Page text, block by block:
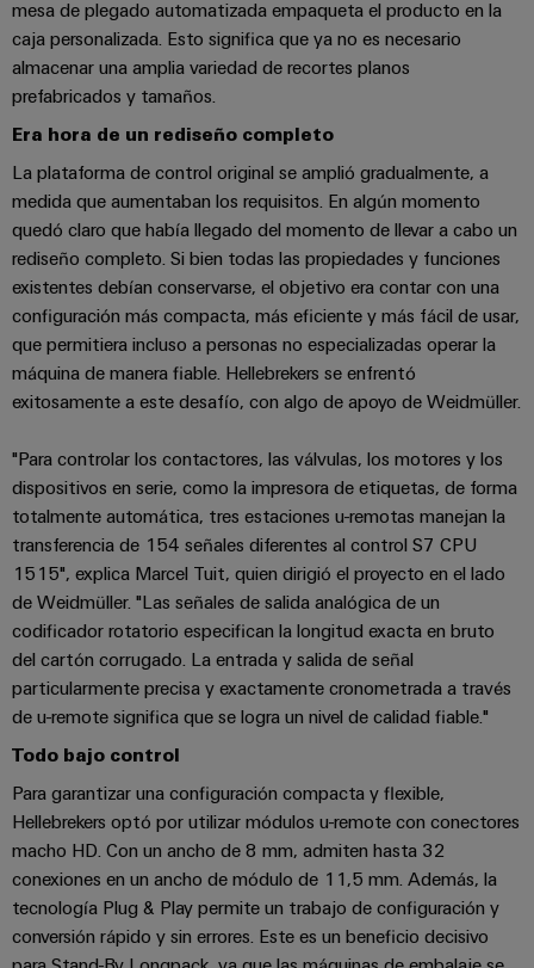
y
productos
para
centros
de
datos:
fiables
y
escalables
Construcción
naval
Soluciones
integrales
de
para
industria
marítima
Energía
eólica
Excelencia
operativa
en
energía
Energía
fotovoltaica
la
energía
solar
una
mayor
eficiencia
de
y
campo
Cableado
de
campo
Configurador
Weidmüller
Medición
inteligente
Smart
Cabinet
Workplace
solutions
Sistemas
y
soluciones
Automatización
descentralizada
Automatización
industrial
Industrial
analytics
conexión
(patch)
y
cables
Interfaces
y
soluciones
de
migración
para
PLC
Interfaces
asistencia
Distribution
boxes
Electrónica
Relés
y
relés
de
estado
sólido
Aisladores
y
convertidores
Configurator
Servicios
de
conectores
para
circuito
impreso
Servicios
de
laboratorio
Soporte
técnico
Cumplimiento
medioambiental
de
los
productos
Datos
de
ingeniería
Catálogos
técnicos
Academia
Weidmüller
Recursos
Humanos
Nuestro
equipo
de
dirección
Política
de
Prensa
Company
News
Notas
de
prensa
Nuestros
partners
Distribución
Red
de
mesa de plegado automatizada empaqueta el producto en la
caja personalizada. Esto significa que ya no es necesario
almacenar una amplia variedad de recortes planos
prefabricados y tamaños.
Era hora de un rediseño completo
La plataforma de control original se amplió gradualmente, a
medida que aumentaban los requisitos. En algún momento
quedó claro que había llegado del momento de llevar a cabo un
rediseño completo. Si bien todas las propiedades y funciones
existentes debían conservarse, el objetivo era contar con una
configuración más compacta, más eficiente y más fácil de usar,
que permitiera incluso a personas no especializadas operar la
máquina de manera fiable. Hellebrekers se enfrentó
exitosamente a este desafío, con algo de apoyo de Weidmüller.
"Para controlar los contactores, las válvulas, los motores y los
dispositivos en serie, como la impresora de etiquetas, de forma
totalmente automática, tres estaciones u-remotas manejan la
transferencia de 154 señales diferentes al control S7 CPU
1515", explica Marcel Tuit, quien dirigió el proyecto en el lado
de Weidmüller. "Las señales de salida analógica de un
codificador rotatorio especifican la longitud exacta en bruto
del cartón corrugado. La entrada y salida de señal
particularmente precisa y exactamente cronometrada a través
de u-remote significa que se logra un nivel de calidad fiable."
Todo bajo control
Para garantizar una configuración compacta y flexible,
Hellebrekers optó por utilizar módulos u-remote con conectores
macho HD. Con un ancho de 8 mm, admiten hasta 32
conexiones en un ancho de módulo de 11,5 mm. Además, la
tecnología Plug & Play permite un trabajo de configuración y
conversión rápido y sin errores. Este es un beneficio decisivo